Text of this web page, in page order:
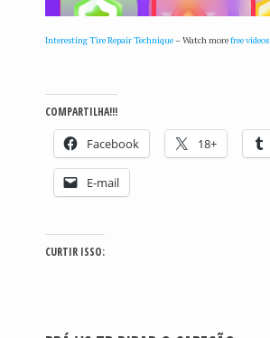
Interesting Tire Repair Technique– Watch morefree videos
COMPARTILHA!!!
Facebook 18+
E-mail
CURTIR ISSO: